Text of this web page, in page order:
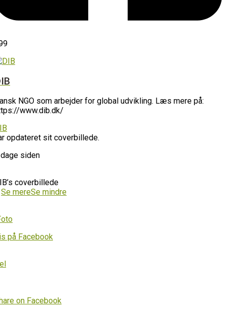
NGO som arbejder for global udvikling. Læs mere på:
www.dib.dk/
opdateret sit coverbillede.
siden
coverbillede
Se mereSe mindre
på Facebook
on Facebook